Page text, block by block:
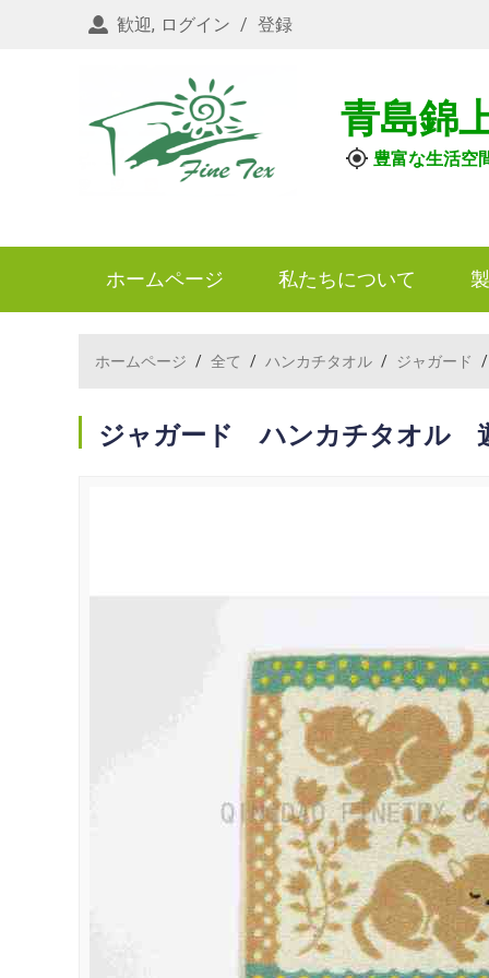
歓迎, ログイン / 登録
青島錦
豊富な生活空
ホームページ 私たちについて
ホームページ / 全て / ハンカチタオル / ジャガード
ジャガード ハンカチタオル